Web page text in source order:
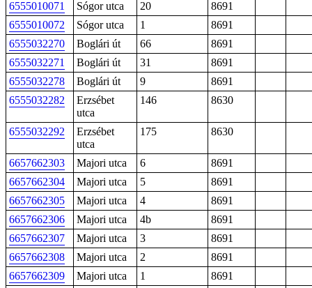
6555010071
Sógor utca 20
8691
6555010072
Sógor utca 1
8691
6555032270
Boglári út 66
8691
6555032271
Boglári út 31
8691
6555032278
Boglári út 9
8691
6555032282
Erzsébet
utca
146 8630
6555032292
Erzsébet
utca
175 8630
6657662303 Majori utca 6
8691
6657662304
Majori utca 5
8691
6657662305
Majori utca 4
8691
6657662306
Majori utca 4b
8691
6657662307
Majori utca 3
8691
6657662308
Majori utca 2
8691
6657662309
Majori utca 1
8691